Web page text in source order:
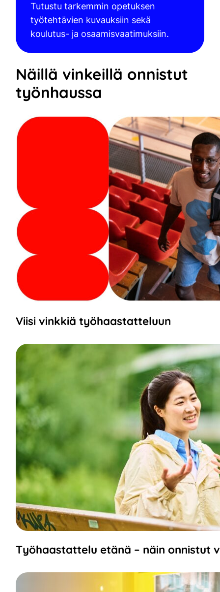
Tutustu tarkemmin opetuksen
työtehtävien kuvauksiin sekä
koulutus- ja osaamisvaatimuksiin.
Näillä vinkeillä onnistut
työnhaussa
Viisi vinkkiä työhaastatteluun
Työhaastattelu etänä – näin onnistut